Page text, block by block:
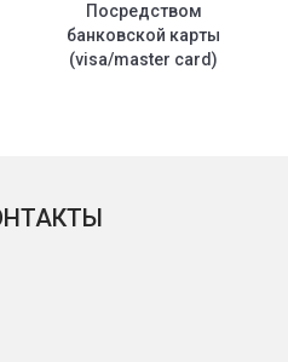
Посредством
банковской карты
(visa/master card)